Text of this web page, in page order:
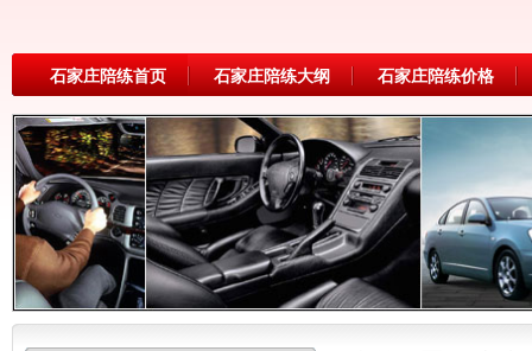
石家庄陪练首页 石家庄陪练大纲 石家庄陪练价格